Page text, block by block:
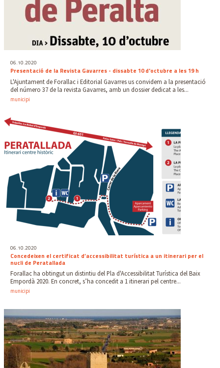
06.10.2020
Presentació de la Revista Gavarres - dissabte 10 d'octubre a les 19 h
L'Ajuntament de Forallac i Editorial Gavarres us convidem a la presentació
del número 37 de la revista Gavarres, amb un dossier dedicat a les...
municipi
06.10.2020
Concedeixen el certificat d’accessibilitat turística a un itinerari per el
nucli de Peratallada
Forallac ha obtingut un distintiu del Pla d'Accessibilitat Turística del Baix
Empordà 2020. En concret, s’ha concedit a 1 itinerari pel centre...
municipi